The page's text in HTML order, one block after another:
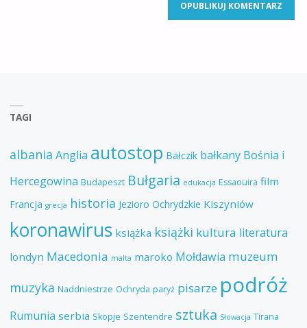
TAGI
albania Anglia autostop Bałczik bałkany Bośnia i
Hercegowina Budapeszt Bułgaria edukacja Essaouira film
Francja grecja historia Jezioro Ochrydzkie Kiszyniów
koronawirus książka książki kultura literatura
londyn Macedonia malta maroko Mołdawia muzeum
muzyka Naddniestrze Ochryda paryż pisarze podróż
Rumunia serbia Skopje Szentendre sztuka Słowacja Tirana